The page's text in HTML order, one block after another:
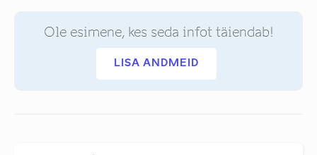
Ole esimene, kes seda infot täiendab!
LISA ANDMEID